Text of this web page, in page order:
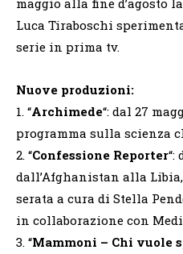
Luca Tiraboschi
serie in prima tv.
Nuove produzioni:
1. “Archimede“: dal 27
programma sulla scienza
2. “Confessione Reporter“:
dall’Afghanistan alla
serata a cura di Stella
in collaborazione con
3. “Mammoni – Chi vuole